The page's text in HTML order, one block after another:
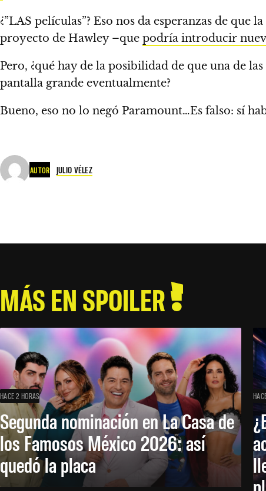
¿”LAS películas”? Eso nos da esperanzas de que
proyecto de Hawley –que podría introducir
Pero, ¿qué hay de la posibilidad de que una de las
pantalla grande eventualmente?
Bueno, eso no lo negó Paramount…Es falso: sí
AUTOR JULIO VÉLEZ
MÁS EN SPOILER
HACE 2 HORAS
Segunda nominación en La Casa de
los Famosos México 2026: así
quedó la placa